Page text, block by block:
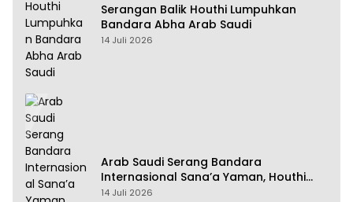
Serangan Balik Houthi Lumpuhkan
Bandara Abha Arab Saudi
14 Juli 2026
Arab Saudi Serang Bandara
Internasional Sana’a Yaman, Houthi
Siap Serang Balik
14 Juli 2026